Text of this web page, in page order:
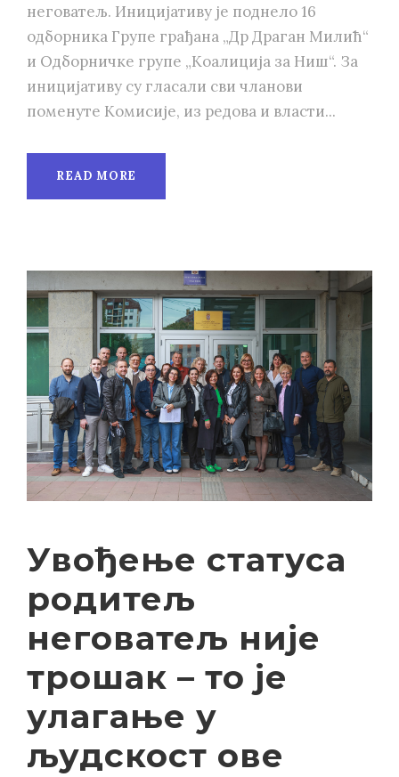
неговатељ. Иницијативу је поднело 16
одборника Групе грађана „Др Драган Милић“
и Одборничке групе „Коалиција за Ниш“. За
иницијативу су гласали сви чланови
поменуте Комисије, из редова и власти...
READ MORE
Увођење статуса
родитељ
неговатељ није
трошак – то је
улагање у
људскост ове